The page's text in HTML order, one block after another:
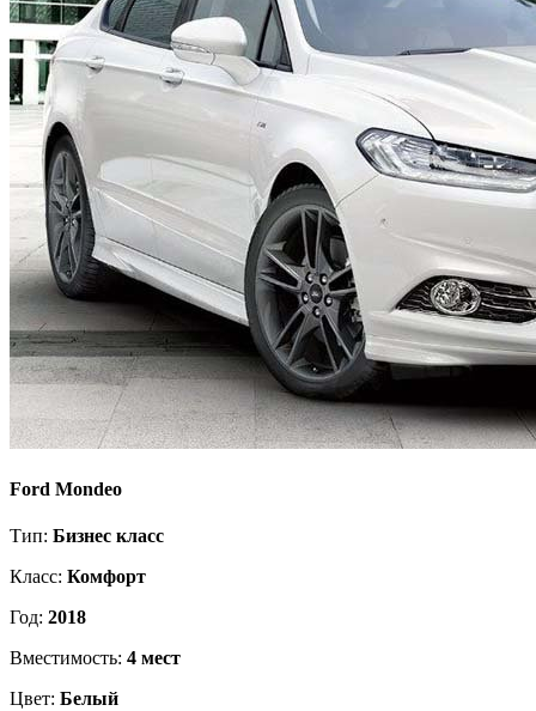
Ford Mondeo
Тип: Бизнес класс
Класс: Комфорт
Год: 2018
Вместимость: 4 мест
Цвет: Белый